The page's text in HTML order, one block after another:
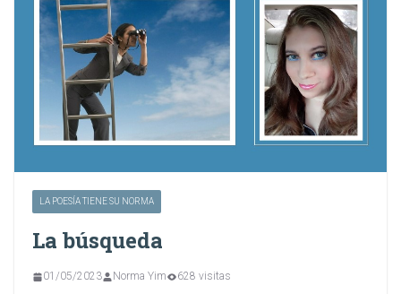
LA POESÍA TIENE SU NORMA
La búsqueda
01/05/2023 Norma Yim 628 visitas